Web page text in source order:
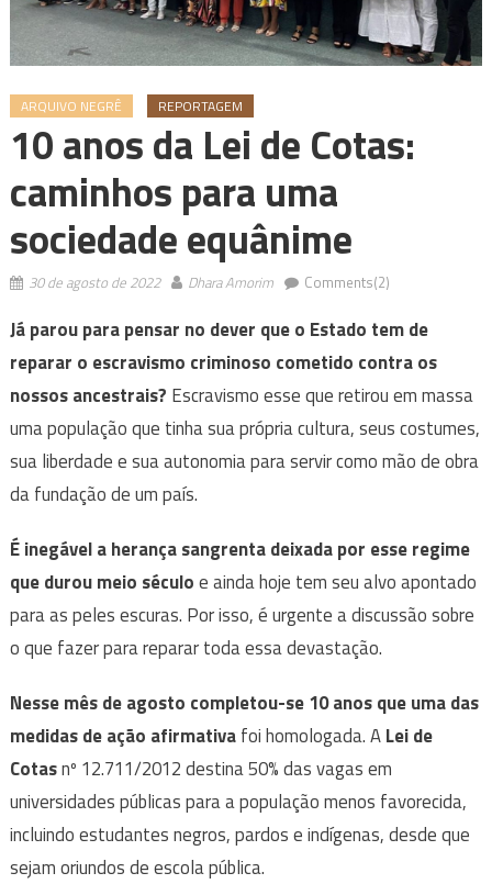
ARQUIVO NEGRÊ REPORTAGEM
10 anos da Lei de Cotas:
caminhos para uma
sociedade equânime
30 de agosto de 2022 Dhara Amorim Comments(2)
Já parou para pensar no dever que o Estado tem de
reparar o escravismo criminoso cometido contra os
nossos ancestrais? Escravismo esse que retirou em massa
uma população que tinha sua própria cultura, seus costumes,
sua liberdade e sua autonomia para servir como mão de obra
da fundação de um país.
É inegável a herança sangrenta deixada por esse regime
que durou meio séculoe ainda hoje tem seu alvo apontado
para as peles escuras. Por isso, é urgente a discussão sobre
o que fazer para reparar toda essa devastação.
Nesse mês de agosto completou-se 10 anos que uma das
medidas de ação afirmativafoi homologada. ALei de
Cotasnº 12.711/2012 destina 50% das vagas em
universidades públicas para a população menos favorecida,
incluindo estudantes negros, pardos e indígenas, desde que
sejam oriundos de escola pública.